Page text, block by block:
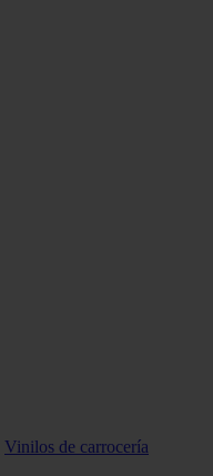
Vinilos de carrocería